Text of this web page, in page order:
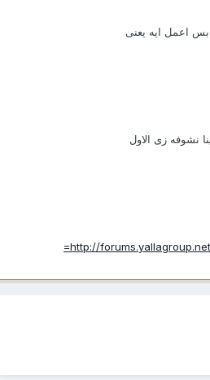
اعمل ايه يعنى
نشوفه زى الاول
http://